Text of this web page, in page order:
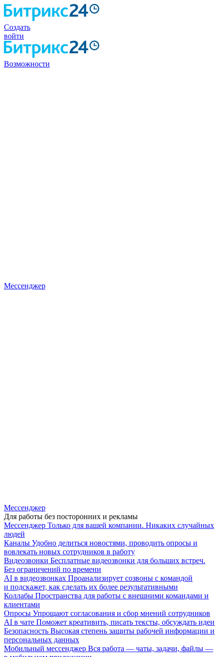
Создать
войти
Возможности
Мессенджер
Мессенджер
Для работы без посторонних и рекламы
Мессенджер Только для вашей компании. Никаких случайных
людей
Каналы Удобно делиться новостями, проводить опросы и
вовлекать новых сотрудников в работу
Видеозвонки Бесплатные видеозвонки для больших встреч.
Без ограничений по времени
AI в видеозвонках Проанализирует созвоны с командой
и подскажет, как сделать их более результативными
Коллабы Пространства для работы с внешними командами и
клиентами
Опросы Упрощают согласования и сбор мнений сотрудников
AI в чате Поможет креативить, писать тексты, обсуждать идеи
Безопасность Высокая степень защиты рабочей информации и
персональных данных
Мобильный мессенджер Вся работа — чаты, задачи, файлы —